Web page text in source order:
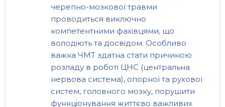
черепно-мозкової травми
проводиться виключно
компетентними фахівцями, що
володіють та досвідом. Особливо
важка ЧМТ здатна стати причиною
розладу в роботі ЦНС (центральна
нервова система), опорної та рухової
систем, головного мозку, порушити
функціонування життєво важливих